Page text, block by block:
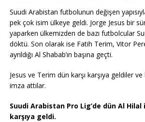
Suudi Arabistan futbolunun değişen
pek çok isim ülkeye geldi. Jorge Jesus bir
yaparken ülkemizden de bazı futbolcular
döktü. Son olarak ise Fatih Terim, Vitor
ayrıldığı Al Shabab’ın başına geçti.
Jesus ve Terim dün karşı karşıya geldiler
imza attılar.
Suudi Arabistan Pro Lig’de dün Al Hilal
karşıya geldi.